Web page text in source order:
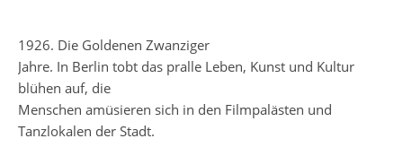
1926. Die Goldenen Zwanziger
Jahre. In Berlin tobt das pralle Leben, Kunst und Kultur
blühen auf, die
Menschen amüsieren sich in den Filmpalästen und
Tanzlokalen der Stadt.